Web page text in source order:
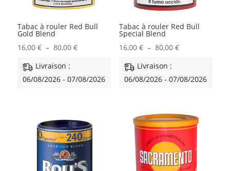
Tabac à rouler Red Bull
Gold Blend
16,00 € – 80,00 €Plage
Livraison :
06/08/2026 - 07/08/2026
Tabac à rouler Red Bull
Special Blend
16,00 € – 80,00 €Plage
80,00 €
Livraison :
06/08/2026 - 07/08/2026